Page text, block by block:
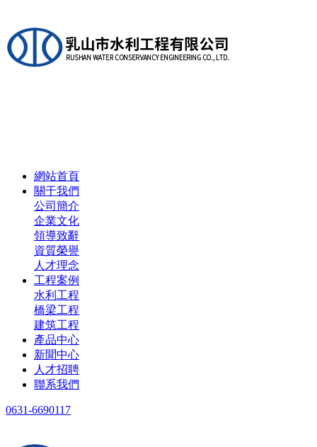
網站首頁
關于我們
公司簡介
企業文化
領導致辭
資質榮譽
人才理念
工程案例
水利工程
橋梁工程
建筑工程
產品中心
新聞中心
人才招聘
聯系我們
0631-6690117